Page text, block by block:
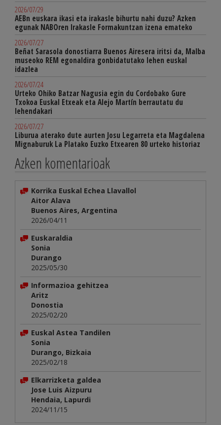
2026/07/29
AEBn euskara ikasi eta irakasle bihurtu nahi duzu? Azken
egunak NABOren Irakasle Formakuntzan izena emateko
2026/07/27
Beñat Sarasola donostiarra Buenos Airesera iritsi da, Malba
museoko REM egonaldira gonbidatutako lehen euskal
idazlea
2026/07/24
Urteko Ohiko Batzar Nagusia egin du Cordobako Gure
Txokoa Euskal Etxeak eta Alejo Martín berrautatu du
lehendakari
2026/07/27
Liburua aterako dute aurten Josu Legarreta eta Magdalena
Mignaburuk La Platako Euzko Etxearen 80 urteko historiaz
Azken komentarioak
Korrika Euskal Echea Llavallol
Aitor Alava
Buenos Aires, Argentina
2026/04/11
Euskaraldia
Sonia
Durango
2025/05/30
Informazioa gehitzea
Aritz
Donostia
2025/02/20
Euskal Astea Tandilen
Sonia
Durango, Bizkaia
2025/02/18
Elkarrizketa galdea
Jose Luis Aizpuru
Hendaia, Lapurdi
2024/11/15